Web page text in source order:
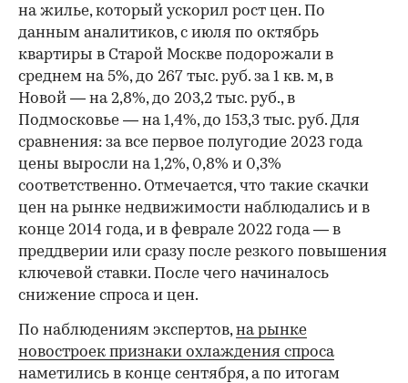
на жилье, который ускорил рост цен. По
данным аналитиков, с июля по октябрь
квартиры в Старой Москве подорожали в
среднем на 5%, до 267 тыс. руб. за 1 кв. м, в
Новой — на 2,8%, до 203,2 тыс. руб., в
Подмосковье — на 1,4%, до 153,3 тыс. руб. Для
сравнения: за все первое полугодие 2023 года
цены выросли на 1,2%, 0,8% и 0,3%
соответственно. Отмечается, что такие скачки
цен на рынке недвижимости наблюдались и в
конце 2014 года, и в феврале 2022 года — в
преддверии или сразу после резкого повышения
ключевой ставки. После чего начиналось
снижение спроса и цен.
По наблюдениям экспертов,на рынке
новостроек признаки охлаждения спроса
наметились в конце сентября, а по итогам